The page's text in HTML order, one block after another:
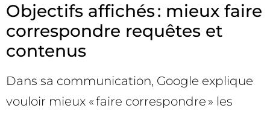
Objectifs affichés : mieux faire
correspondre requêtes et
contenus
Dans sa communication, Google explique
vouloir mieux « faire correspondre » les